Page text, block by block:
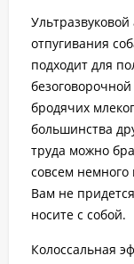
отпугивания
подходит для
бродячих
большинства
труда можно
совсем
Вам не
носите с собой.
Колоссальная